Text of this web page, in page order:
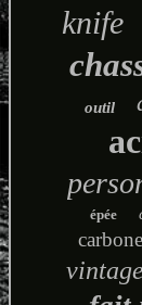
knife
outil
épée
carbone
vintage